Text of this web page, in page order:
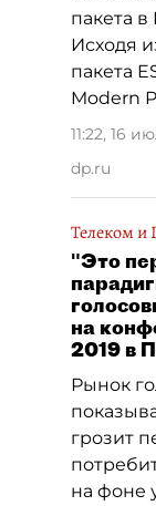
пакета в
Исходя
пакета
Modern
11:22, 16
dp.ru
Телеком и
"Это
на
2019 в
Рынок
грозит
на фоне